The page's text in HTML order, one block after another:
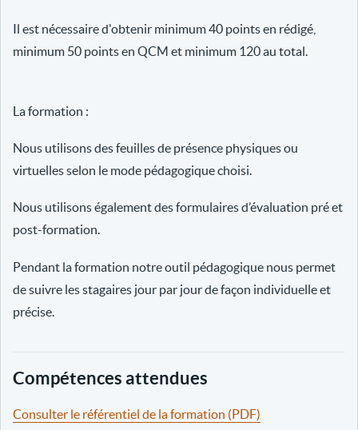
Il est nécessaire d'obtenir minimum 40 points en rédigé,
minimum 50 points en QCM et minimum 120 au total.
La formation :
Nous utilisons des feuilles de présence physiques ou
virtuelles selon le mode pédagogique choisi.
Nous utilisons également des formulaires d’évaluation pré et
post-formation.
Pendant la formation notre outil pédagogique nous permet
de suivre les stagaires jour par jour de façon individuelle et
précise.
Compétences attendues
Consulter le référentiel de la formation (PDF)